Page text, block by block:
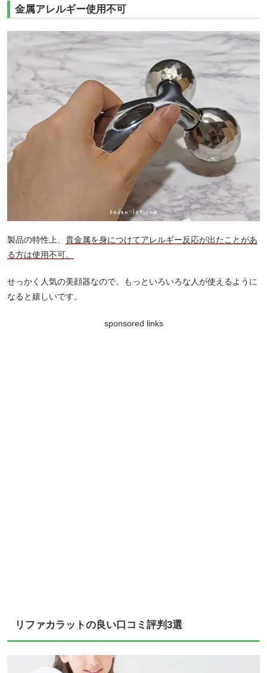
金属アレルギー使用不可
製品の特性上、 貴金属を身につけてアレルギー反応が出たことがあ
る方は使用不可。
せっかく人気の美顔器なので、もっといろいろな人が使えるように
なると嬉しいです。
sponsored links
リファカラットの良い口コミ評判3選